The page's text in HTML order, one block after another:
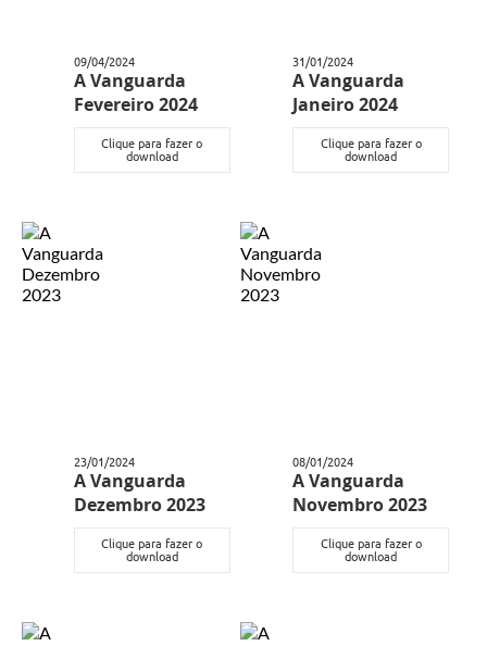
09/04/2024
A Vanguarda
Fevereiro 2024
Clique para fazer o
download
31/01/2024
A Vanguarda
Janeiro 2024
Clique para fazer o
download
23/01/2024
A Vanguarda
Dezembro 2023
Clique para fazer o
download
08/01/2024
A Vanguarda
Novembro 2023
Clique para fazer o
download